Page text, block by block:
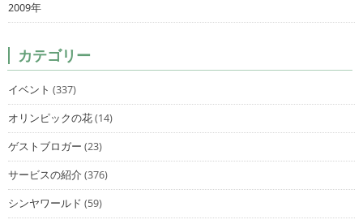
2009年
カテゴリー
イベント (337)
オリンピックの花(14)
ゲストブロガー (23)
サービスの紹介(376)
シンヤワールド (59)